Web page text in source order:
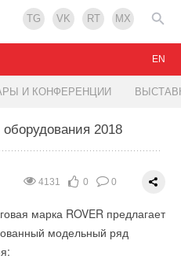
TG VK RT MX
И КОНФЕРЕНЦИИ
EN
2018
4131 0 0
марка ROVER предлагает
модельный ряд
2017 в PIPEMAN
4311 8
сезона для монтажников
итогам работы в 2017 году.
рода возможность
за
долю
3251 1 0